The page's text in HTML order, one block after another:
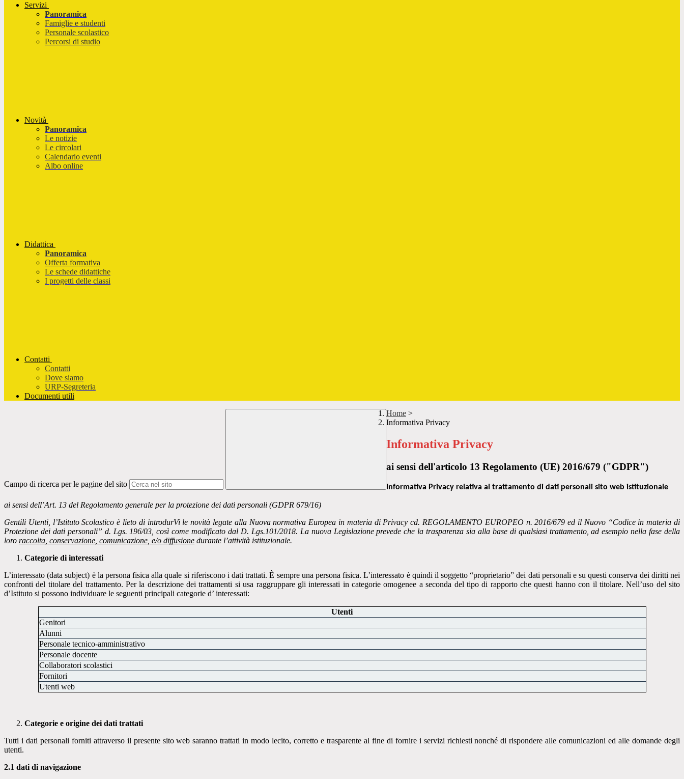
Servizi
Panoramica
Famiglie e studenti
Personale scolastico
Percorsi di studio
Novità
Panoramica
Le notizie
Le circolari
Calendario eventi
Albo online
Didattica
Panoramica
Offerta formativa
Le schede didattiche
I progetti delle classi
Contatti
Contatti
Dove siamo
URP-Segreteria
Documenti utili
Campo di ricerca per le pagine del sito
Home >
Informativa Privacy
Informativa Privacy
ai sensi dell'articolo 13 Regolamento (UE) 2016/679 ("GDPR")
Informativa Privacy relativa al trattamento di dati personali sito web istituzionale
ai sensi dell’Art. 13 del Regolamento generale per la protezione dei dati personali (GDPR 679/16)
Gentili Utenti, l’Istituto Scolastico è lieto di introdurVi le novità legate alla Nuova normativa Europea in materia di Privacy cd. REGOLAMENTO EUROPEO n. 2016/679 ed il Nuovo “Codice in materia di
Protezione dei dati personali” d. Lgs. 196/03, così come modificato dal D. Lgs.101/2018. La nuova Legislazione prevede che la trasparenza sia alla base di qualsiasi trattamento, ad esempio nella fase della
loro raccolta, conservazione, comunicazione, e/o diffusione durante l’attività istituzionale.
Categorie di interessati
L’interessato (data subject) è la persona fisica alla quale si riferiscono i dati trattati. È sempre una persona fisica. L’interessato è quindi il soggetto “proprietario” dei dati personali e su questi conserva dei diritti nei
confronti del titolare del trattamento. Per la descrizione dei trattamenti si usa raggruppare gli interessati in categorie omogenee a seconda del tipo di rapporto che questi hanno con il titolare. Nell’uso del sito
d’Istituto si possono individuare le seguenti principali categorie d’ interessati:
Utenti
Genitori
Alunni
Personale tecnico-amministrativo
Personale docente
Collaboratori scolastici
Fornitori
Utenti web
Categorie e origine dei dati trattati
Tutti i dati personali forniti attraverso il presente sito web saranno trattati in modo lecito, corretto e trasparente al fine di fornire i servizi richiesti nonché di rispondere alle comunicazioni ed alle domande degli
utenti.
2.1 dati di navigazione